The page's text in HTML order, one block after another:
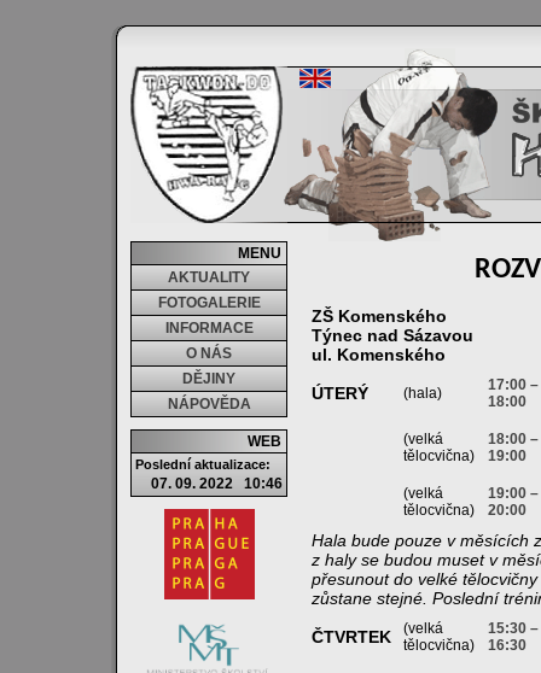
MENU
AKTUALITY
FOTOGALERIE
INFORMACE
O NÁS
DĚJINY
NÁPOVĚDA
WEB
Poslední aktualizace:
07. 09. 2022 10:46
ZŠ Komenského
Týnec nad Sázavou
ul. Komenského
ÚTERÝ
(hala)
17:00 –
18:00
(velká
tělocvična)
18:00 –
19:00
(velká
tělocvična)
19:00 –
20:00
Hala bude pouze v měsících
z haly se budou muset v
přesunout do velké
zůstane stejné. Poslední
ČTVRTEK
(velká
tělocvična)
15:30 –
16:30